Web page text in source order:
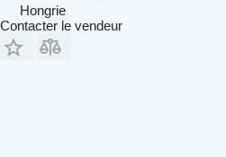
Hongrie
Contacter le vendeur